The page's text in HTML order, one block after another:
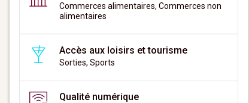
Commerces alimentaires, Commerces non
alimentaires
Accès aux loisirs et tourisme
Sorties, Sports
Qualité numérique